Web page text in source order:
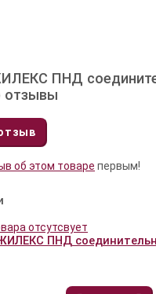
ПНД
отзывы
об этом товаре первым!
ПНД